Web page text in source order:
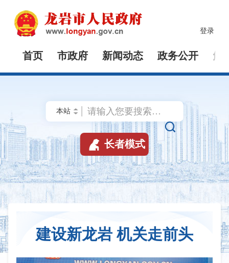
登录
首页 市政府 新闻动态 政务公开 解

 长者模式
建设新龙岩 机关走前头